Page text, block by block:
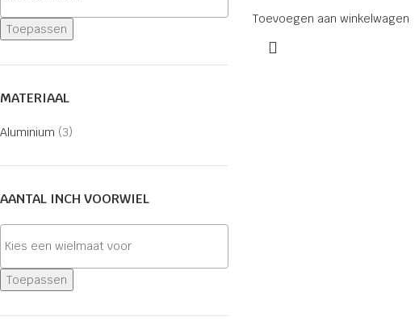
Toepassen
MATERIAAL
Aluminium (3)
AANTAL INCH VOORWIEL
Toepassen
Toevoegen aan winkelwagen